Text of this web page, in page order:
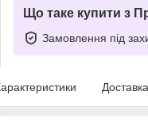
Що таке купити з
Замовлення під
Доставка